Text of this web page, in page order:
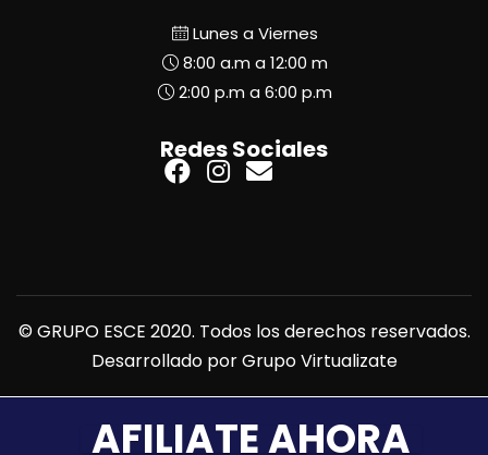
Lunes a Viernes
8:00 a.m a 12:00 m
2:00 p.m a 6:00 p.m
Redes Sociales
© GRUPO ESCE 2020. Todos los derechos reservados.
Desarrollado porGrupo Virtualizate
AFILIATE AHORA